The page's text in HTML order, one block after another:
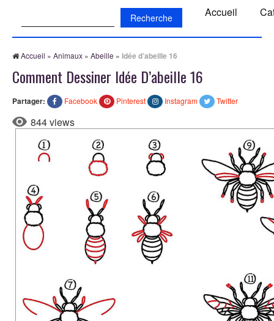
Accueil
Accueil » Animaux » Abeille » Idée d’abeille 16
Comment Dessiner Idée D’abeille 16
Partager: Facebook Pinterest Instagram Twitter
844 views